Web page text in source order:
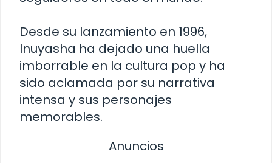
Desde su lanzamiento en 1996,
Inuyasha ha dejado una huella
imborrable en la cultura pop y ha
sido aclamada por su narrativa
intensa y sus personajes
memorables.
Anuncios